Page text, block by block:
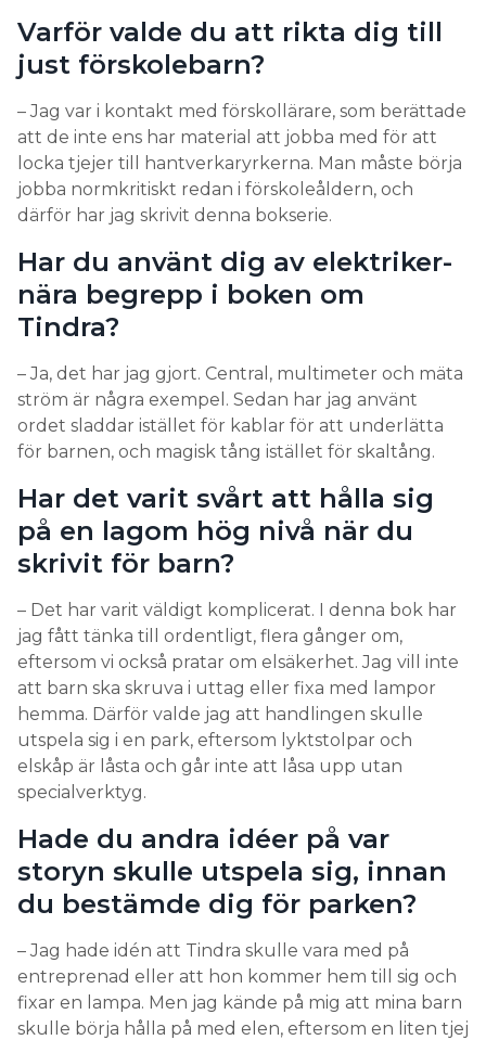
Varför valde du att rikta dig till
just förskolebarn?
– Jag var i kontakt med förskollärare, som berättade
att de inte ens har material att jobba med för att
locka tjejer till hantverkaryrkerna. Man måste börja
jobba normkritiskt redan i förskoleåldern, och
därför har jag skrivit denna bokserie.
Har du använt dig av elektriker-
nära begrepp i boken om
Tindra?
– Ja, det har jag gjort. Central, multimeter och mäta
ström är några exempel. Sedan har jag använt
ordet sladdar istället för kablar för att underlätta
för barnen, och magisk tång istället för skaltång.
Har det varit svårt att hålla sig
på en lagom hög nivå när du
skrivit för barn?
– Det har varit väldigt komplicerat. I denna bok har
jag fått tänka till ordentligt, flera gånger om,
eftersom vi också pratar om elsäkerhet. Jag vill inte
att barn ska skruva i uttag eller fixa med lampor
hemma. Därför valde jag att handlingen skulle
utspela sig i en park, eftersom lyktstolpar och
elskåp är låsta och går inte att låsa upp utan
specialverktyg.
Hade du andra idéer på var
storyn skulle utspela sig, innan
du bestämde dig för parken?
– Jag hade idén att Tindra skulle vara med på
entreprenad eller att hon kommer hem till sig och
fixar en lampa. Men jag kände på mig att mina barn
skulle börja hålla på med elen, eftersom en liten tjej